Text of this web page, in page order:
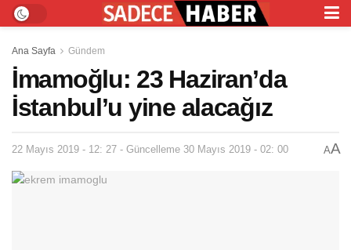
Ana Sayfa Gündem
İmamoğlu: 23 Haziran’da
İstanbul’u yine alacağız
22 Mayıs 2019 - 12: 27 - Güncelleme 30 Mayıs 2019 - 02: 00 AA